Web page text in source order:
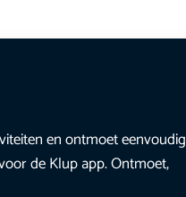
en ontmoet eenvoudig
de Klup app. Ontmoet,